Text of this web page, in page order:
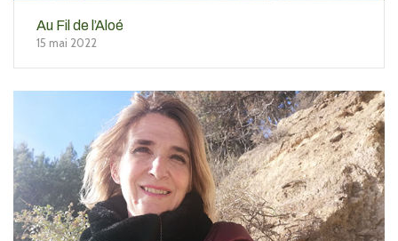
Au Fil de l’Aloé
15 mai 2022